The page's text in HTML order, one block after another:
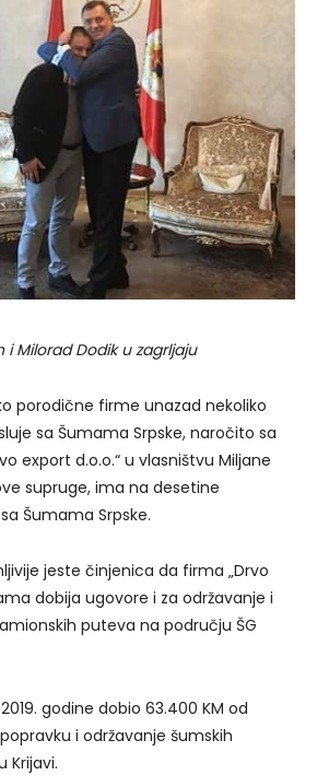
i Milorad Dodik u zagrljaju
porodične firme unazad nekoliko
sa Šumama Srpske, naročito sa
export d.o.o.“ u vlasništvu Miljane
supruge, ima na desetine
Šumama Srpske.
jeste činjenica da firma „Drvo
dobija ugovore i za održavanje i
puteva na području ŠG
godine dobio 63.400 KM od
i održavanje šumskih
Krijavi.